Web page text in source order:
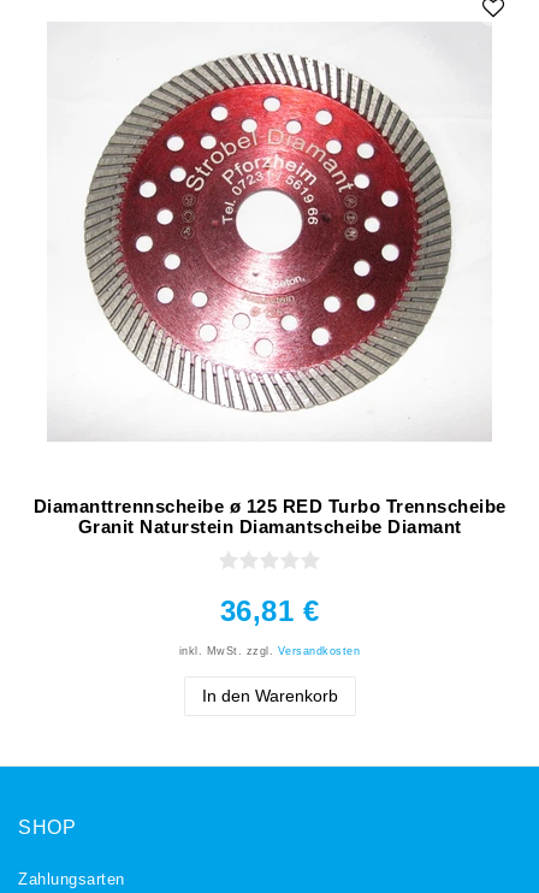
Diamanttrennscheibe ø 125 RED Turbo Trennscheibe
Granit Naturstein Diamantscheibe Diamant
36,81 €
inkl. MwSt. zzgl. Versandkosten
In den Warenkorb
SHOP
Zahlungsarten